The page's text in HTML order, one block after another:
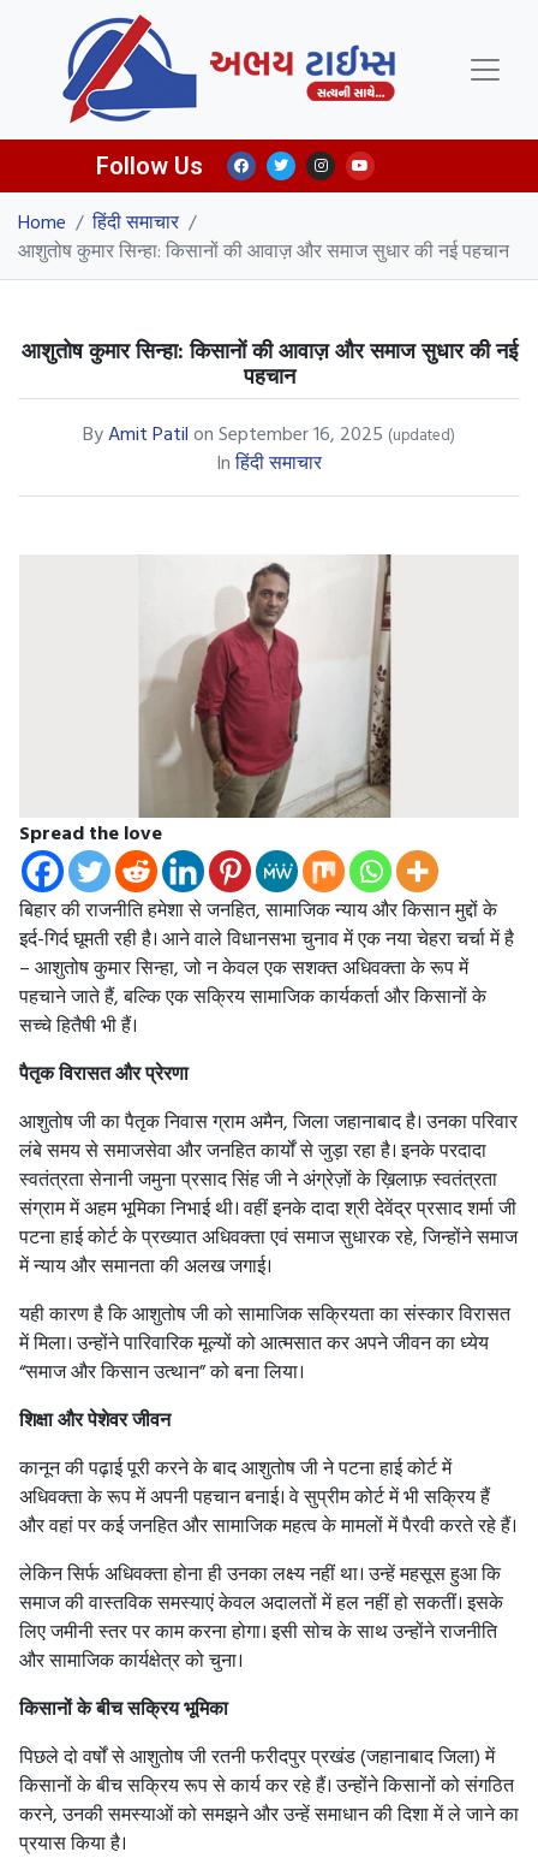
Follow Us
Home / हिंदी समाचार /
आशुतोष कुमार सिन्हा: किसानों की आवाज़ और समाज सुधार की नई पहचान
आशुतोष कुमार सिन्हा: किसानों की आवाज़ और समाज सुधार की नई
पहचान
ByAmit Patil on September 16, 2025 (updated)
Inहिंदी समाचार
Spread the love
बिहार की राजनीति हमेशा से जनहित, सामाजिक न्याय और किसान मुद्दों के
इर्द-गिर्द घूमती रही है। आने वाले विधानसभा चुनाव में एक नया चेहरा चर्चा में है
– आशुतोष कुमार सिन्हा, जो न केवल एक सशक्त अधिवक्ता के रूप में
पहचाने जाते हैं, बल्कि एक सक्रिय सामाजिक कार्यकर्ता और किसानों के
सच्चे हितैषी भी हैं।
पैतृक विरासत और प्रेरणा
आशुतोष जी का पैतृक निवास ग्राम अमैन, जिला जहानाबाद है। उनका परिवार
लंबे समय से समाजसेवा और जनहित कार्यों से जुड़ा रहा है। इनके परदादा
स्वतंत्रता सेनानी जमुना प्रसाद सिंह जी ने अंग्रेज़ों के ख़िलाफ़ स्वतंत्रता
संग्राम में अहम भूमिका निभाई थी। वहीं इनके दादा श्री देवेंद्र प्रसाद शर्मा जी
पटना हाई कोर्ट के प्रख्यात अधिवक्ता एवं समाज सुधारक रहे, जिन्होंने समाज
में न्याय और समानता की अलख जगाई।
यही कारण है कि आशुतोष जी को सामाजिक सक्रियता का संस्कार विरासत
में मिला। उन्होंने पारिवारिक मूल्यों को आत्मसात कर अपने जीवन का ध्येय
“समाज और किसान उत्थान” को बना लिया।
शिक्षा और पेशेवर जीवन
कानून की पढ़ाई पूरी करने के बाद आशुतोष जी ने पटना हाई कोर्ट में
अधिवक्ता के रूप में अपनी पहचान बनाई। वे सुप्रीम कोर्ट में भी सक्रिय हैं
और वहां पर कई जनहित और सामाजिक महत्व के मामलों में पैरवी करते रहे हैं।
लेकिन सिर्फ अधिवक्ता होना ही उनका लक्ष्य नहीं था। उन्हें महसूस हुआ कि
समाज की वास्तविक समस्याएं केवल अदालतों में हल नहीं हो सकतीं। इसके
लिए जमीनी स्तर पर काम करना होगा। इसी सोच के साथ उन्होंने राजनीति
और सामाजिक कार्यक्षेत्र को चुना।
किसानों के बीच सक्रिय भूमिका
पिछले दो वर्षों से आशुतोष जी रतनी फरीदपुर प्रखंड (जहानाबाद जिला) में
किसानों के बीच सक्रिय रूप से कार्य कर रहे हैं। उन्होंने किसानों को संगठित
करने, उनकी समस्याओं को समझने और उन्हें समाधान की दिशा में ले जाने का
प्रयास किया है।